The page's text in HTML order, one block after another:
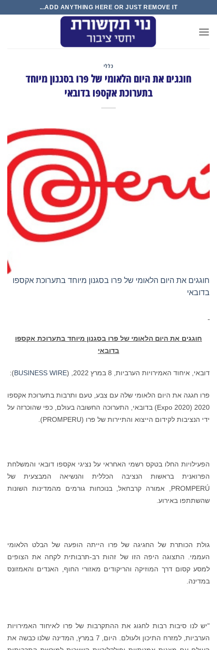
content
ADD ANYTHING HERE OR JUST REMOVE IT...
כללי
חוגגים את היום הלאומי של פרו בסגנון מיוחד
בתערוכת אקספו בדובאי
חוגגים את היום הלאומי של פרו בסגנון מיוחד בתערוכת אקספו
בדובאי
חוגגים את היום הלאומי של פרו בסגנון מיוחד בתערוכת אקספו
בדובאי
דובאי, איחוד האמירויות הערביות, 8 במרץ 2022, ( BUSINESS WIRE
):
פרו חגגה את היום הלאומי שלה עם צבע, טעם ותרבות בתערוכת אקספו
2020 (Expo 2020) בדובאי, התערוכה החשובה בעולם, כפי שהוכרזה על
ידי הנציבות לקידום הייצוא והתיירות של פרו (PROMPERU).
הפעילויות החלו בטקס רשמי האחראי על נציגי אקספו דובאי והמשלחת
הפרואנית בראשות הנציבה הכללית והנשיאה המבצעית של
PROMPERÚ, אמורה קרבחאל, בנוכחות גורמים מהמדינות השונות
שהשתתפו באירוע.
גולת הכותרת של החגיגה של פרו הייתה הופעה של הבלט הלאומי
העממי. התצוגה היפה הזו של זהות רב-תרבותית לקחה את הצופים
למסע קסום דרך המוזיקה והריקודים מאזורי החוף, האנדים והאמזונס
במדינה.
"יש לנו סיבות רבות לחגוג את ההתקרבות של פרו לאיחוד האמירויות
הערביות, למזרח התיכון ולעולם. היום, 7 במרץ, המדינה שלנו כבשה את